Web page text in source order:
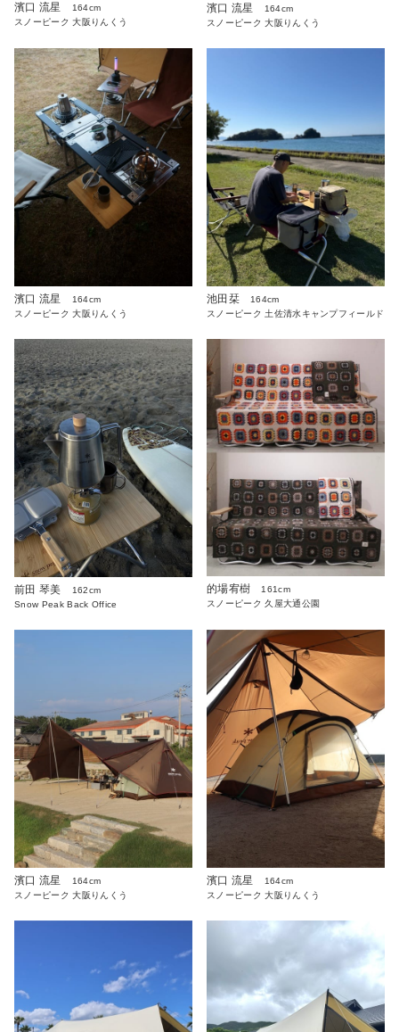
濱口 流星
164cm
スノーピーク 大阪りんくう
濱口 流星
164cm
スノーピーク 大阪りんくう
濱口 流星
164cm
スノーピーク 大阪りんくう
池田栞
164cm
スノーピーク 土佐清水キャンプフィールド
前田 琴美
162cm
Snow Peak Back Office
的場宥樹
161cm
スノーピーク 久屋大通公園
濱口 流星
164cm
スノーピーク 大阪りんくう
濱口 流星
164cm
スノーピーク 大阪りんくう